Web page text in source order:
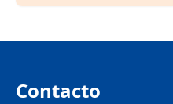
Contacto